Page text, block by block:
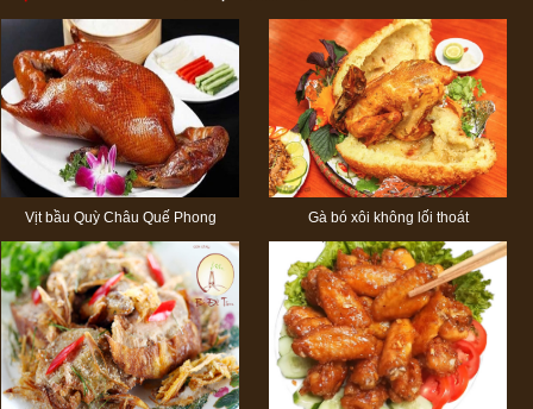
Vịt bầu Quỳ Châu Quế Phong Gà bó xôi không lối thoát